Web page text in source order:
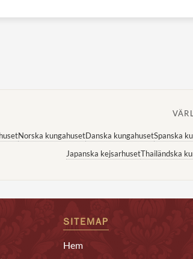
Norska kungahusetDanska kungahusetSpanska
Japanska kejsarhusetThailändska
SITEMAP
Hem